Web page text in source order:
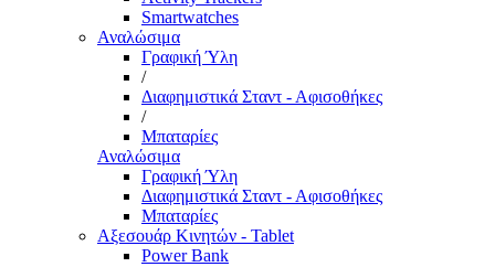
Smartwatches
Αναλώσιμα
Γραφική Ύλη
/
Διαφημιστικά Σταντ - Αφισοθήκες
/
Μπαταρίες
Αναλώσιμα
Γραφική Ύλη
Διαφημιστικά Σταντ - Αφισοθήκες
Μπαταρίες
Αξεσουάρ Κινητών - Tablet
Power Bank